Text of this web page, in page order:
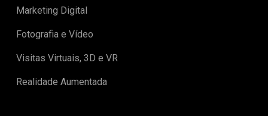
Marketing Digital
Fotografia e Vídeo
Visitas Virtuais, 3D e VR
Realidade Aumentada